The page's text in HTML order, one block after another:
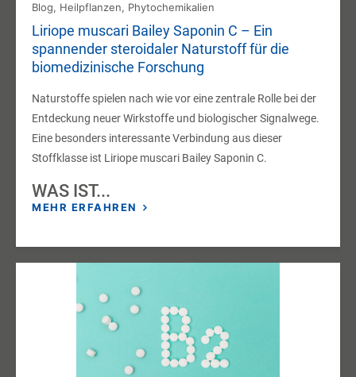
Blog, Heilpflanzen, Phytochemikalien
Liriope muscari Bailey Saponin C – Ein
spannender steroidaler Naturstoff für die
biomedizinische Forschung
Naturstoffe spielen nach wie vor eine zentrale Rolle bei der
Entdeckung neuer Wirkstoffe und biologischer Signalwege.
Eine besonders interessante Verbindung aus dieser
Stoffklasse ist Liriope muscari Bailey Saponin C.
WAS IST...
MEHR ERFAHREN